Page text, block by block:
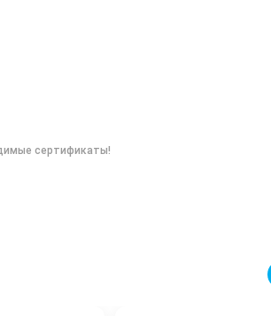
сертификаты!